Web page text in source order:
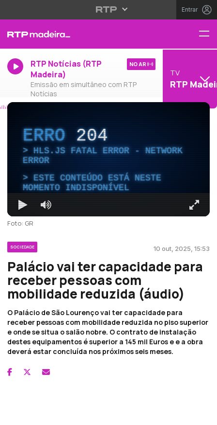
Entrar
RTP Notícias (RTP
Madeira)
Emissão em simultâneo com RTP
Notícias
NO AR
TV
RTP
ERRO204
HLS.JS FATAL ERROR - NETWORK
ERROR
ESTE CONTEÚDO ESTÁ NESTE
MOMENTO INDISPONÍVEL
Foto: GR
SOCIEDADE 10 out, 2025, 15:53
Palácio vai ter capacidade para
receber pessoas com
mobilidade reduzida (áudio)
O Palácio de São Lourenço vai ter capacidade para
receber pessoas com mobilidade reduzida no piso superior
e onde se situa o salão nobre. O contrato de instalação
destes equipamentos é superior a 145 mil Euros e e a obra
deverá estar concluída nos próximos seis meses.